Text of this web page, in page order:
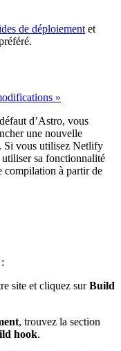
de déploiement et
»
d’Astro, vous
une nouvelle
Si vous utilisez Netlify
sa fonctionnalité
compilation à partir de
site et cliquez surBuild
, trouvez la section
hook.